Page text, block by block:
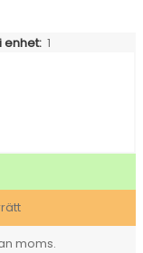
enhet: 1
moms.